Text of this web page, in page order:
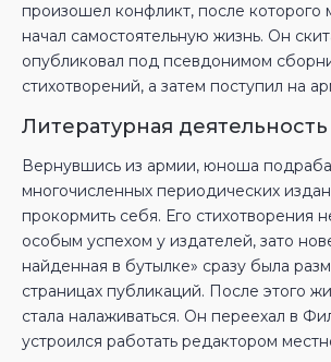
произошел конфликт, после которого
начал самостоятельную жизнь. Он
опубликовал под псевдонимом
стихотворений, а затем поступил на
Литературная деятельность
Вернувшись из армии, юноша
многочисленных периодических
прокормить себя. Его стихотворения
особым успехом у издателей, зато
найденная в бутылке» сразу была
страницах публикаций. После этого
стала налаживаться. Он переехал в
устроился работать редактором